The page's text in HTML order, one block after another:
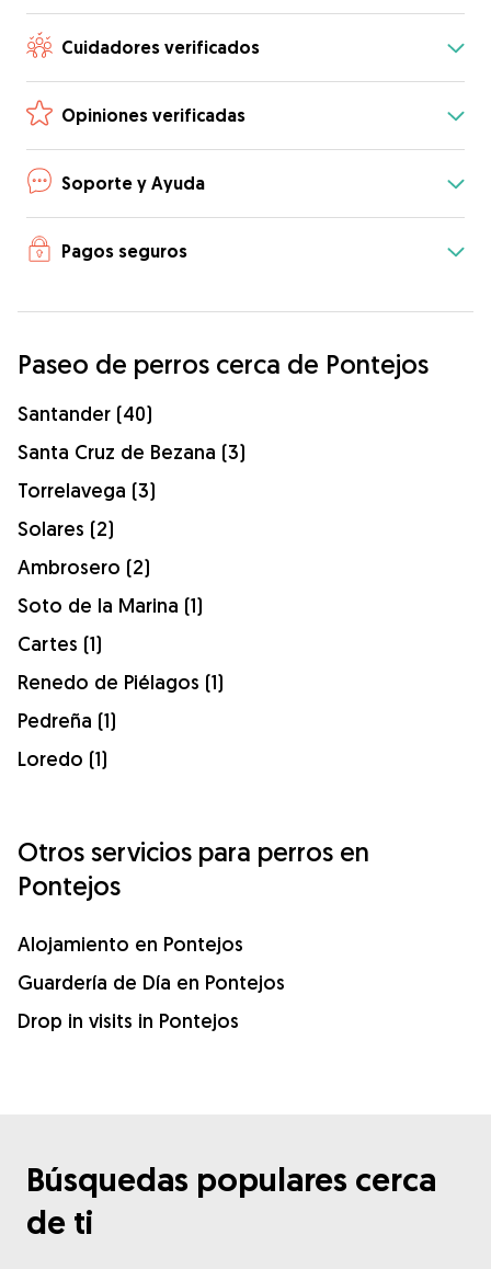
Cuidadores verificados
Opiniones verificadas
Soporte y Ayuda
Pagos seguros
Paseo de perros cerca de Pontejos
Santander (40)
Santa Cruz de Bezana (3)
Torrelavega (3)
Solares (2)
Ambrosero (2)
Soto de la Marina (1)
Cartes (1)
Renedo de Piélagos (1)
Pedreña (1)
Loredo (1)
Otros servicios para perros en
Pontejos
Alojamiento en Pontejos
Guardería de Día en Pontejos
Drop in visits in Pontejos
Búsquedas populares cerca
de ti